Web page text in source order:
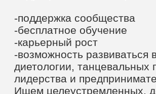
-поддержка сообщества
-бесплатное обучение
-карьерный рост
-возможность развиваться
диетологии,
лидерства и
Ищем целеустремленных,